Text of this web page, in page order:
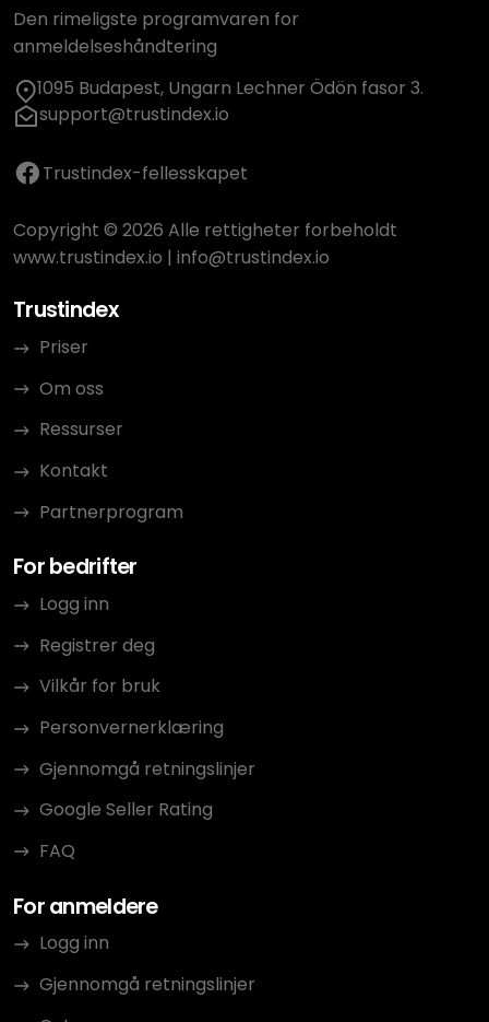
Den rimeligste programvaren for
anmeldelseshåndtering
1095 Budapest, Ungarn Lechner Ödön fasor 3.
support@trustindex.io
Trustindex-fellesskapet
Copyright © 2026 Alle rettigheter forbeholdt
www.trustindex.io | info@trustindex.io
Trustindex
Priser
Om oss
Ressurser
Kontakt
Partnerprogram
For bedrifter
Logg inn
Registrer deg
Vilkår for bruk
Personvernerklæring
Gjennomgå retningslinjer
Google Seller Rating
FAQ
For anmeldere
Logg inn
Gjennomgå retningslinjer